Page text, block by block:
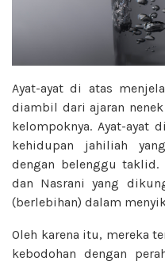
Ayat-ayat di atas
diambil dari ajaran
kelompoknya. Ayat-ayat
kehidupan jahiliah
dengan belenggu taklid.
dan Nasrani yang
(berlebihan) dalam
Oleh karena itu, mereka
kebodohan dengan